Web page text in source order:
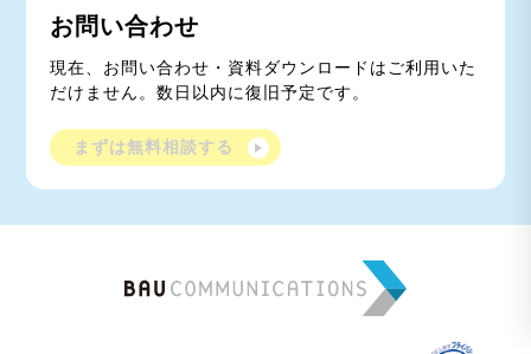
お問い合わせ
現在、お問い合わせ・資料ダウンロードはご利用いた
だけません。数日以内に復旧予定です。
まずは無料相談する